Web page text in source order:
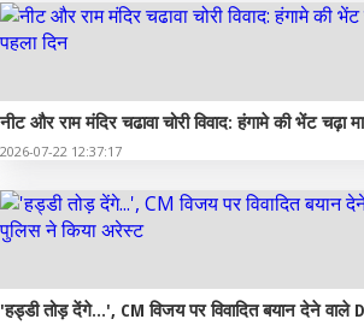
नीट और राम मंदिर चढावा चोरी विवाद: हंगामे की भेंट
2026-07-22 12:37:17
'हड्डी तोड़ देंगे...', CM विजय पर विवादित बयान देने वाले